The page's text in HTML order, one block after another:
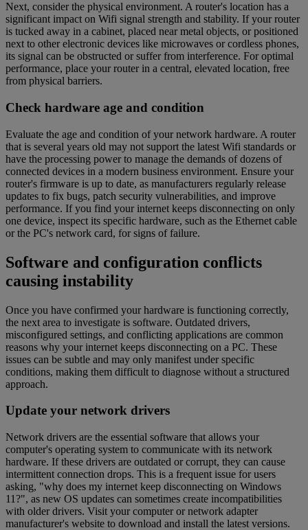
Next, consider the physical environment. A router's location has a
significant impact on Wifi signal strength and stability. If your router
is tucked away in a cabinet, placed near metal objects, or positioned
next to other electronic devices like microwaves or cordless phones,
its signal can be obstructed or suffer from interference. For optimal
performance, place your router in a central, elevated location, free
from physical barriers.
Check hardware age and condition
Evaluate the age and condition of your network hardware. A router
that is several years old may not support the latest Wifi standards or
have the processing power to manage the demands of dozens of
connected devices in a modern business environment. Ensure your
router's firmware is up to date, as manufacturers regularly release
updates to fix bugs, patch security vulnerabilities, and improve
performance. If you find your internet keeps disconnecting on only
one device, inspect its specific hardware, such as the Ethernet cable
or the PC's network card, for signs of failure.
Software and configuration conflicts
causing instability
Once you have confirmed your hardware is functioning correctly,
the next area to investigate is software. Outdated drivers,
misconfigured settings, and conflicting applications are common
reasons why your internet keeps disconnecting on a PC. These
issues can be subtle and may only manifest under specific
conditions, making them difficult to diagnose without a structured
approach.
Update your network drivers
Network drivers are the essential software that allows your
computer's operating system to communicate with its network
hardware. If these drivers are outdated or corrupt, they can cause
intermittent connection drops. This is a frequent issue for users
asking, "why does my internet keep disconnecting on Windows
11?", as new OS updates can sometimes create incompatibilities
with older drivers. Visit your computer or network adapter
manufacturer's website to download and install the latest versions.